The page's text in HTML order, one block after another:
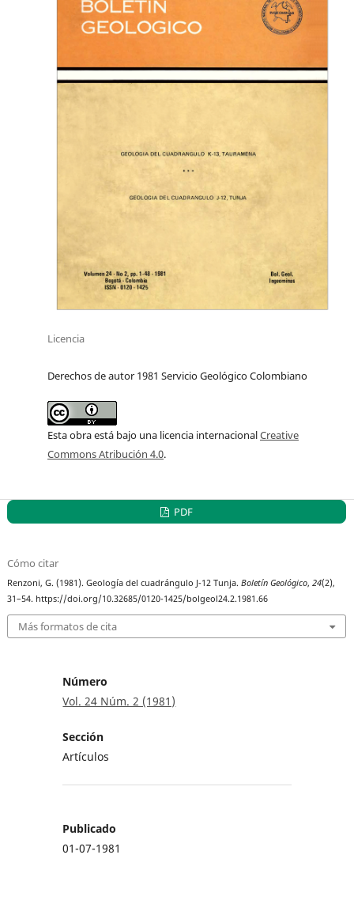
Licencia
Derechos de autor 1981 Servicio Geológico Colombiano
Esta obra está bajo una licencia internacionalCreative
Commons Atribución 4.0.
PDF
Cómo citar
Renzoni, G. (1981). Geología del cuadrángulo J-12 Tunja.Boletín Geológico,24(2),
31–54. https://doi.org/10.32685/0120-1425/bolgeol24.2.1981.66
Más formatos de cita
Número
Vol. 24 Núm. 2 (1981)
Sección
Artículos
Publicado
01-07-1981